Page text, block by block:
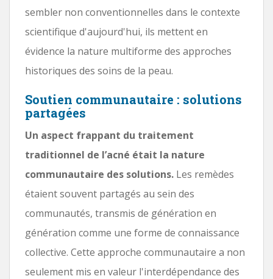
sembler non conventionnelles dans le contexte
scientifique d'aujourd'hui, ils mettent en
évidence la nature multiforme des approches
historiques des soins de la peau.
Soutien communautaire : solutions
partagées
Un aspect frappant du traitement
traditionnel de l’acné était la nature
communautaire des solutions. Les remèdes
étaient souvent partagés au sein des
communautés, transmis de génération en
génération comme une forme de connaissance
collective. Cette approche communautaire a non
seulement mis en valeur l'interdépendance des